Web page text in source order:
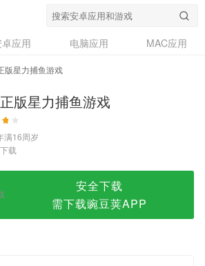
星力捕鱼游戏
应用 电脑应用
MAC应用
专题
版星力捕鱼游戏
版星力捕鱼游戏
满16周岁
载
安全下载
需下载豌豆荚APP